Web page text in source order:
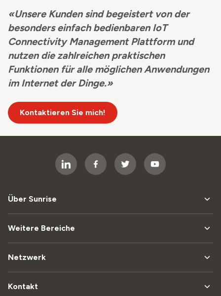
«Unsere Kunden sind begeistert von der
besonders einfach bedienbaren IoT
Connectivity Management Plattform und
nutzen die zahlreichen praktischen
Funktionen für alle möglichen Anwendungen
im Internet der Dinge.»
Kontaktieren Sie mich!
Über Sunrise
Weitere Bereiche
Netzwerk
Kontakt